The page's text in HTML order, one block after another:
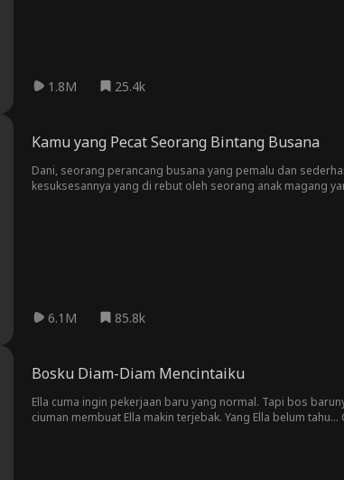
1.8M 25.4k
Kamu yang Pecat Seorang Bintang Busana
Dani, seorang perancang busana yang pemalu dan
kesuksesannya yang di rebut oleh seorang anak magang
6.1M 85.8k
Bosku Diam-Diam Mencintaiku
Ella cuma ingin pekerjaan baru yang normal. Tapi bos
ciuman membuat Ella makin terjebak. Yang Ella belum